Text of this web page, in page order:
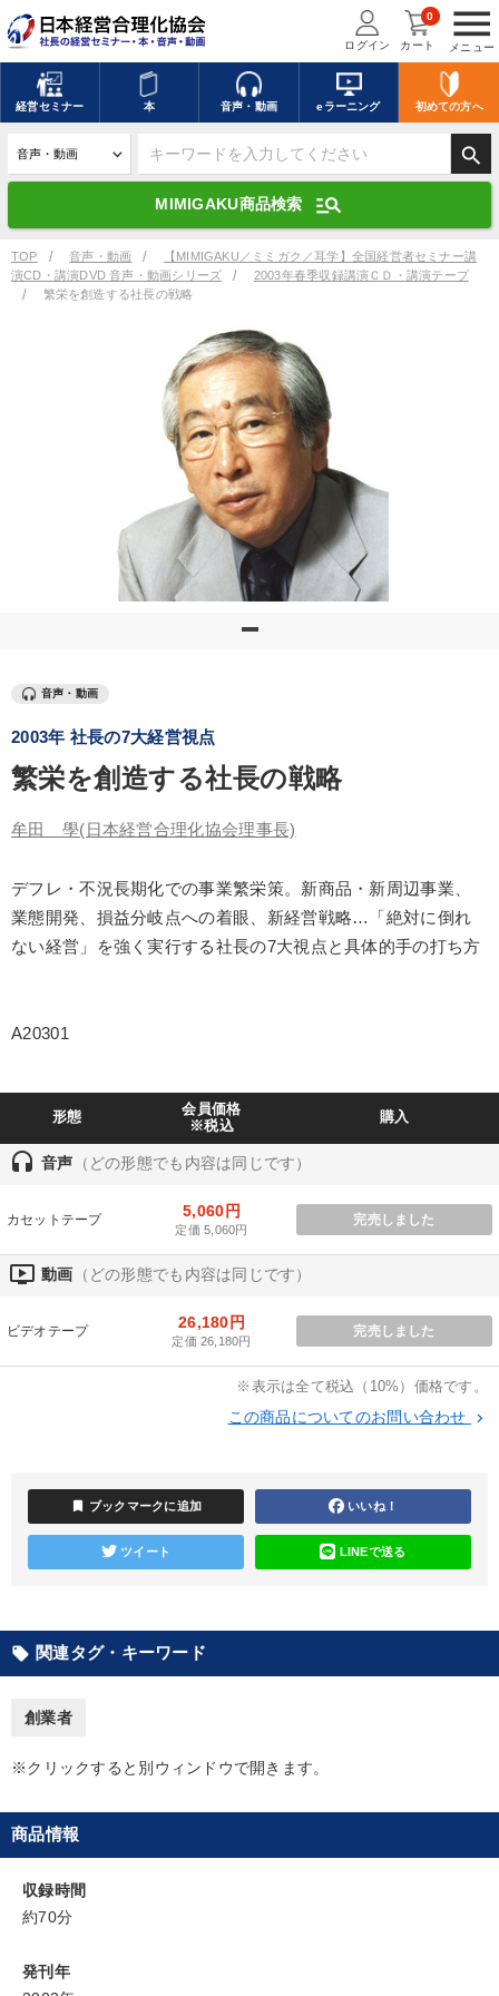
menu
メニュー
ログイン カート
0
経営セミナー 本 音声・動画 eラーニング 初めての方へ
search
MIMIGAKU商品検索 manage_search
キーワードを入力して探す
デジタル版対応のみ検索結果に表示する
search 上記の条件で検索
全国経営者セミナー講演収録物（全1315タイトル）からお探しいただけ
優秀各社の智恵と戦略 事業家のロマンと経営
若手異才経営者の発想 専門家のアドバイス
リーダーの器量を学ぶ
井上和弘の財務力UP 売上直結の営業力や販売力を獲得する
2025年春季全国経営者セミナー収録講演ＣＤ・講演ＤＶＤ・デジ
タル版（音声／動画ストリーミング・ダウンロード）
経営者のための《音声・動画で学ぶ》講演シリーズ
製造業
地方企業の勝ち方 創業者
更新する
全国経営者セミナー収録物以外の経営教材（全761タイトル）からお探
歴史・古典に学ぶ実務講話
タル版（音声／動画ストリーミング・ダウンロード）
企業戦略に学ぶ
2026年春季全国経営者セミナー収録講演ＣＤ・講演ＤＶＤ・デジ
タル版（音声／動画ストリーミング・ダウンロード）
2025年夏季全国経営者セミナー収録講演ＣＤ・講演ＤＶＤ・デジ
井上和弘の財務力UP
TOP 音声・動画
【MIMIGAKU／ミミガク／耳学】全国経営者セミナー講
演CD・講演DVD 音声・動画シリーズ
2003年春季収録講演ＣＤ・講演テープ
繁栄を創造する社長の戦略
音声・動画
2003年 社長の7大経営視点
繁栄を創造する社長の戦略
牟田 學(日本経営合理化協会理事長)
デフレ・不況長期化での事業繁栄策。新商品・新周辺事業、
業態開発、損益分岐点への着眼、新経営戦略…「絶対に倒れ
ない経営」を強く実行する社長の7大視点と具体的手の打ち方
A20301
形態
会員価格
※税込
購入
headset 音声 （どの形態でも内容は同じです）
カセットテープ 5,060円
定価 5,060円
完売しました
ondemand_video 動画 （どの形態でも内容は同じです）
ビデオテープ 26,180円
定価 26,180円
完売しました
※表示は全て税込（10%）価格です。
この商品についてのお問い合わせ keyboard_arrow_right
bookmark ブックマークに追加 いいね！
ツイート LINEで送る
local_offer 関連タグ・キーワード
創業者
※クリックすると別ウィンドウで開きます。
商品情報
収録時間
約70分
発刊年